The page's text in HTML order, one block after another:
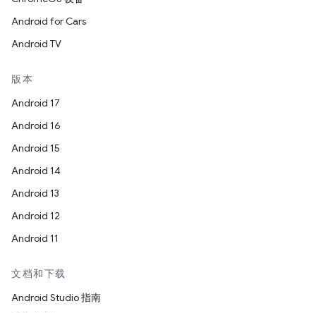
Android for Cars
Android TV
版本
Android 17
Android 16
Android 15
Android 14
Android 13
Android 12
Android 11
文档和下载
Android Studio 指南